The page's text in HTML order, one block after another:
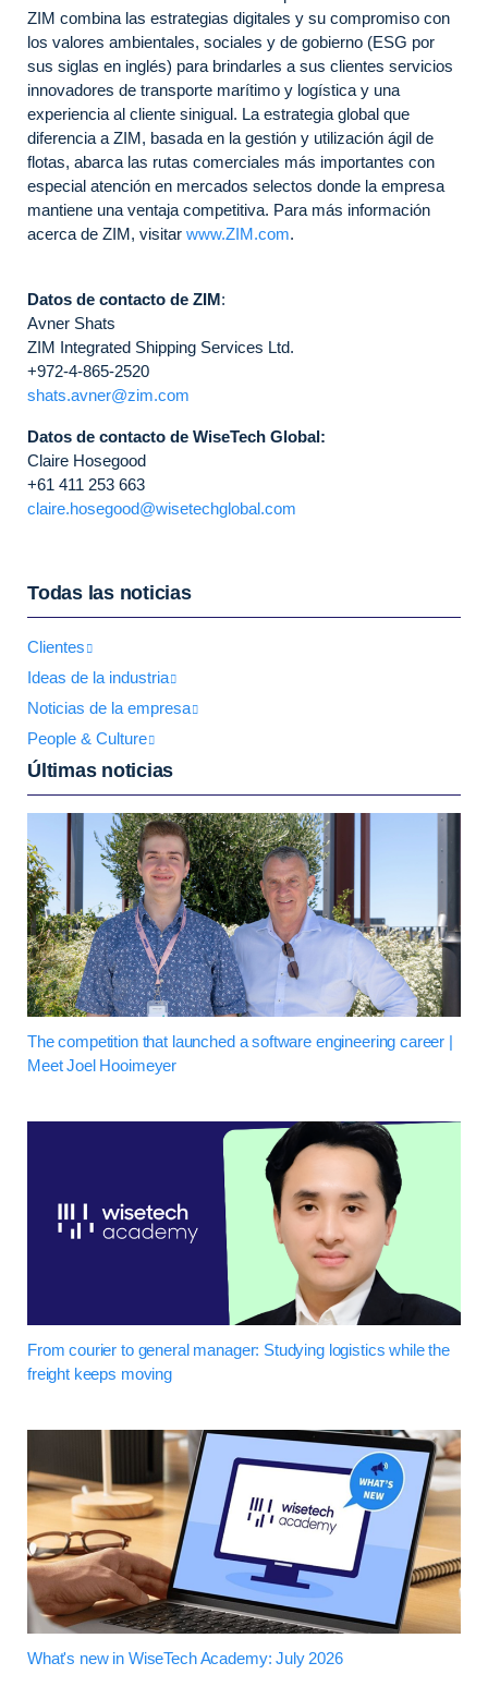
ZIM combina las estrategias digitales y su compromiso con
los valores ambientales, sociales y de gobierno (ESG por
sus siglas en inglés) para brindarles a sus clientes servicios
innovadores de transporte marítimo y logística y una
experiencia al cliente sinigual. La estrategia global que
diferencia a ZIM, basada en la gestión y utilización ágil de
flotas, abarca las rutas comerciales más importantes con
especial atención en mercados selectos donde la empresa
mantiene una ventaja competitiva. Para más información
acerca de ZIM, visitar www.ZIM.com.
Datos de contacto de ZIM:
Avner Shats
ZIM Integrated Shipping Services Ltd.
+972-4-865-2520
shats.avner@zim.com
Datos de contacto de WiseTech Global:
Claire Hosegood
+61 411 253 663
claire.hosegood@wisetechglobal.com
Todas las noticias
Clientes
Ideas de la industria
Noticias de la empresa
People & Culture
Últimas noticias
The competition that launched a software engineering career |
Meet Joel Hooimeyer
From courier to general manager: Studying logistics while the
freight keeps moving
What's new in WiseTech Academy: July 2026